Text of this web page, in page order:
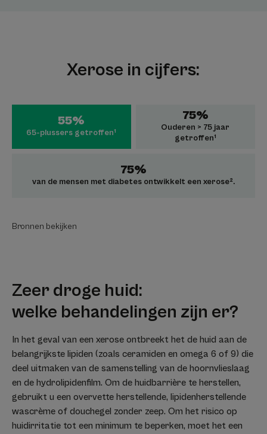
Xerose in cijfers:
55%
65-plussers getroffen¹
75%
Ouderen > 75 jaar
getroffen¹
75%
van de mensen met diabetes ontwikkelt een xerose².
Bronnen bekijken
Zeer droge huid:
welke behandelingen zijn er?
In het geval van een xerose ontbreekt het de huid aan de
belangrijkste lipiden (zoals ceramiden en omega 6 of 9) die
deel uitmaken van de samenstelling van de hoornvlieslaag
en de hydrolipidenfilm. Om de huidbarrière te herstellen,
gebruikt u een overvette herstellende, lipidenherstellende
wascrème of douchegel zonder zeep. Om het risico op
huidirritatie tot een minimum te beperken, moet het een